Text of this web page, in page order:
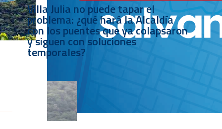
Villa Julia no puede tapar el
problema: ¿qué hará la Alcaldía
con los puentes que ya colapsaron
y siguen con soluciones
temporales?